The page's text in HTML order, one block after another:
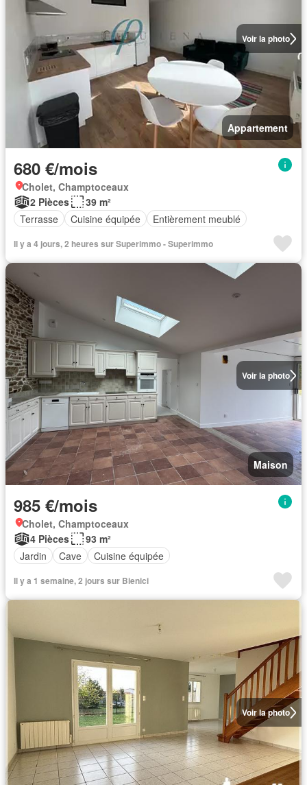
Voir la photo
Appartement
680 €/mois
Cholet, Champtoceaux
2 Pièces
39 m²
Terrasse
Cuisine équipée Entièrement meublé
Il y a 4 jours, 2 heures sur Superimmo - Superimmo
Voir la photo
Maison
985 €/mois
Cholet, Champtoceaux
4 Pièces
93 m²
Jardin
Cave Cuisine équipée
Il y a 1 semaine, 2 jours sur Bienici
Voir la photo